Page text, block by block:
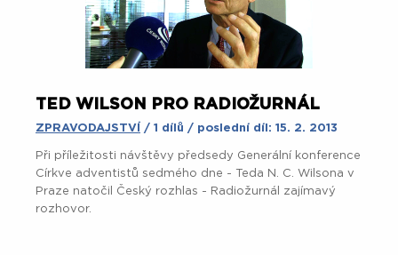
TED WILSON PRO RADIOŽURNÁL
ZPRAVODAJSTVÍ / 1 dílů / poslední díl: 15. 2. 2013
Při příležitosti návštěvy předsedy Generální konference
Církve adventistů sedmého dne - Teda N. C. Wilsona v
Praze natočil Český rozhlas - Radiožurnál zajímavý
rozhovor.